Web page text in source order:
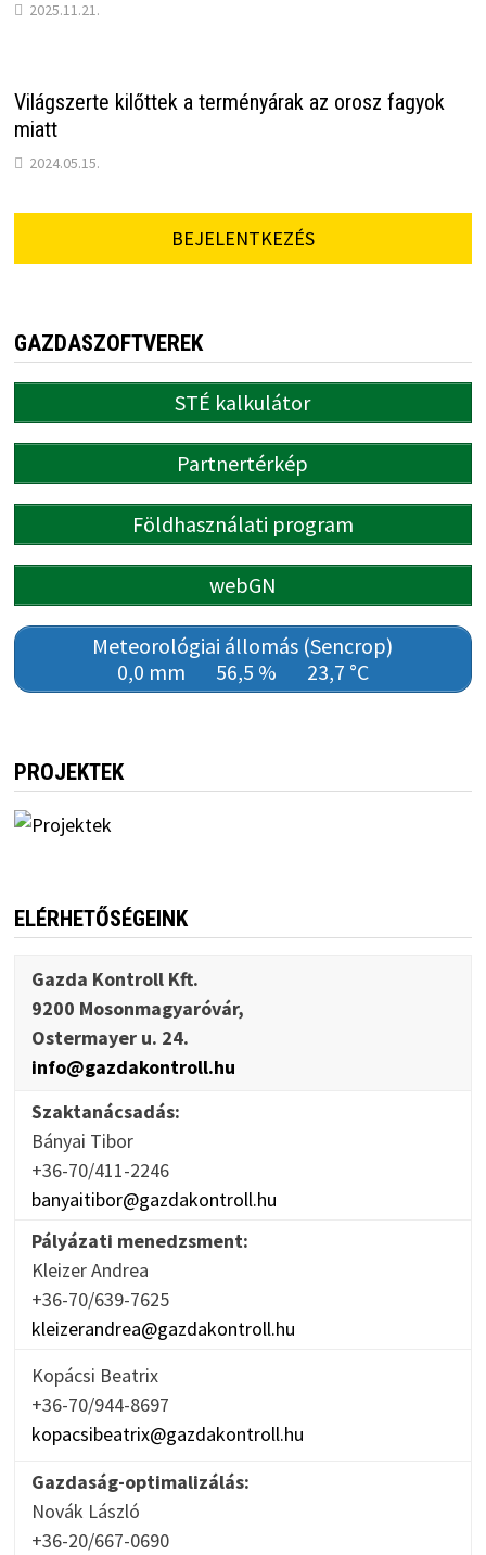
2025.11.21.
Világszerte kilőttek a terményárak az orosz fagyok
miatt
2024.05.15.
BEJELENTKEZÉS
GAZDASZOFTVEREK
STÉ kalkulátor
Partnertérkép
Földhasználati program
webGN
Meteorológiai állomás (Sencrop)
0,0 mm
56,5 % 23,7 °C
PROJEKTEK
ELÉRHETŐSÉGEINK
Gazda Kontroll Kft.
9200 Mosonmagyaróvár,
Ostermayer u. 24.
info@gazdakontroll.hu
Szaktanácsadás:
Bányai Tibor
+36-70/411-2246
banyaitibor@gazdakontroll.hu
Pályázati menedzsment:
Kleizer Andrea
+36-70/639-7625
kleizerandrea@gazdakontroll.hu
Kopácsi Beatrix
+36-70/944-8697
kopacsibeatrix@gazdakontroll.hu
Gazdaság-optimalizálás:
Novák László
+36-20/667-0690